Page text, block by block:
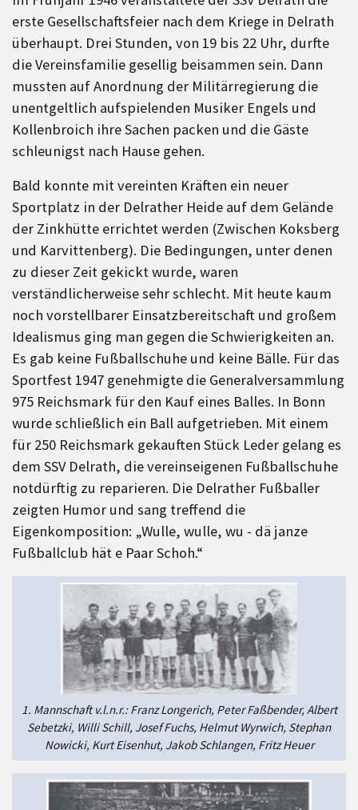
erste Gesellschaftsfeier nach dem Kriege in Delrath
überhaupt. Drei Stunden, von 19 bis 22 Uhr, durfte
die Vereinsfamilie gesellig beisammen sein. Dann
mussten auf Anordnung der Militärregierung die
unentgeltlich aufspielenden Musiker Engels und
Kollenbroich ihre Sachen packen und die Gäste
schleunigst nach Hause gehen.
Bald konnte mit vereinten Kräften ein neuer
Sportplatz in der Delrather Heide auf dem Gelände
der Zinkhütte errichtet werden (Zwischen Koksberg
und Karvittenberg). Die Bedingungen, unter denen
zu dieser Zeit gekickt wurde, waren
verständlicherweise sehr schlecht. Mit heute kaum
noch vorstellbarer Einsatzbereitschaft und großem
Idealismus ging man gegen die Schwierigkeiten an.
Es gab keine Fußballschuhe und keine Bälle. Für das
Sportfest 1947 genehmigte die Generalversammlung
975 Reichsmark für den Kauf eines Balles. In Bonn
wurde schließlich ein Ball aufgetrieben. Mit einem
für 250 Reichsmark gekauften Stück Leder gelang es
dem SSV Delrath, die vereinseigenen Fußballschuhe
notdürftig zu reparieren. Die Delrather Fußballer
zeigten Humor und sang treffend die
Eigenkomposition: „Wulle, wulle, wu - dä janze
Fußballclub hät e Paar Schoh.“
1. Mannschaft v.l.n.r.: Franz Longerich, Peter Faßbender, Albert
Sebetzki, Willi Schill, Josef Fuchs, Helmut Wyrwich, Stephan
Nowicki, Kurt Eisenhut, Jakob Schlangen, Fritz Heuer